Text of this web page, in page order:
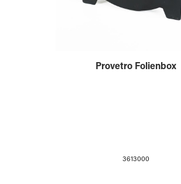
Provetro Folienbox
3613000